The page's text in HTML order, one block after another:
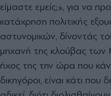
είμαστε εμείς;», για να
κατάχρηση πολιτικής
αστυνομικών, δίνοντάς
μηχανή της κλούβας των
ήχος της την ώρα που
δικηγόροι, είναι κάτι που